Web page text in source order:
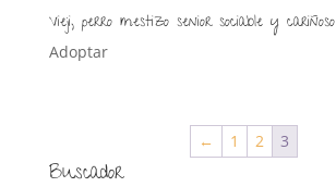
Vieji, perro mestizo senior sociable y cariñoso
Adoptar
← 1 2 3
Buscador